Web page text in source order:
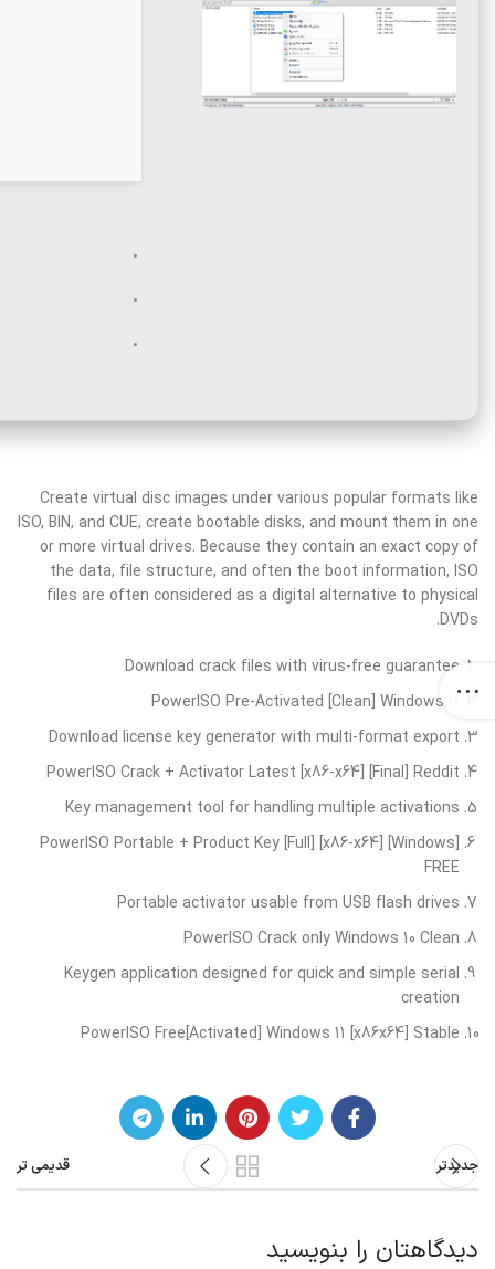
Create virtual disc images under various popular formats like
ISO, BIN, and CUE, create bootable disks, and mount them in one
or more virtual drives. Because they contain an exact copy of
the data, file structure, and often the boot information, ISO
files are often considered as a digital alternative to physical
DVDs.
Download crack files with virus-free guarantee
PowerISO Pre-Activated [Clean] Windows 11
Download license key generator with multi-format export
PowerISO Crack + Activator Latest [x86-x64] [Final] Reddit
Key management tool for handling multiple activations
PowerISO Portable + Product Key [Full] [x86-x64] [Windows]
FREE
Portable activator usable from USB flash drives
PowerISO Crack only Windows 10 Clean
Keygen application designed for quick and simple serial
creation
PowerISO Free[Activated] Windows 11 [x86x64] Stable
جدیدتر قدیمی تر
دیدگاهتان را بنویسید